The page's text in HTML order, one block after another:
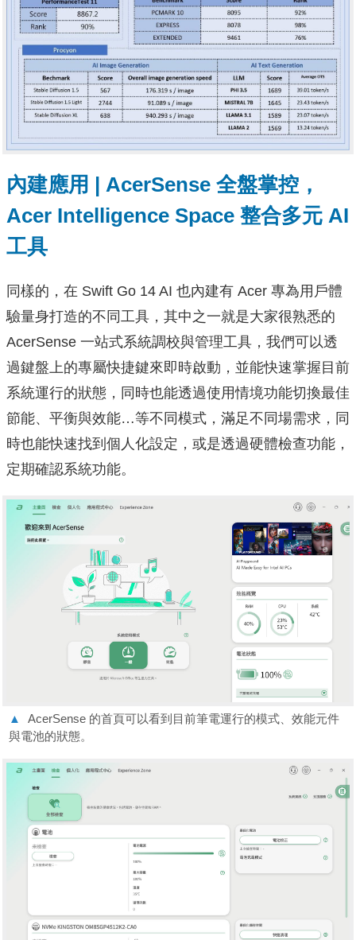
內建應用 | AcerSense 全盤掌控，
Acer Intelligence Space 整合多元 AI
工具
同樣的，在 Swift Go 14 AI 也內建有 Acer 專為用戶體
驗量身打造的不同工具，其中之一就是大家很熟悉的
AcerSense 一站式系統調校與管理工具，我們可以透
過鍵盤上的專屬快捷鍵來即時啟動，並能快速掌握目前
系統運行的狀態，同時也能透過使用情境功能切換最佳
節能、平衡與效能…等不同模式，滿足不同場需求，同
時也能快速找到個人化設定，或是透過硬體檢查功能，
定期確認系統功能。
▲
AcerSense 的首頁可以看到目前筆電運行的模式、效能元件
與電池的狀態。